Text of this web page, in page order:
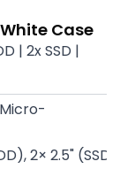
Case
| 2x SSD |
Micro-
2× 2.5" (SSD)